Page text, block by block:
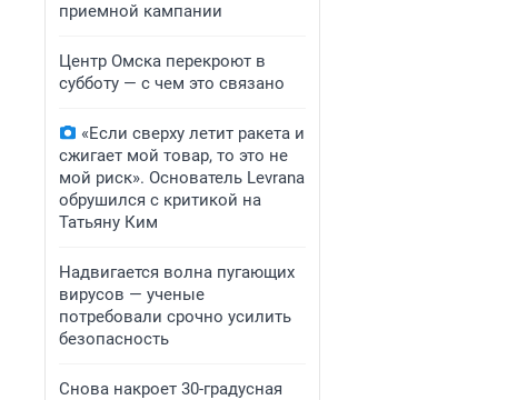
приемной кампании
Центр Омска перекроют в
субботу — с чем это связано
«Если сверху летит ракета и
сжигает мой товар, то это не
мой риск». Основатель Levrana
обрушился с критикой на
Татьяну Ким
Надвигается волна пугающих
вирусов — ученые
потребовали срочно усилить
безопасность
Снова накроет 30-градусная